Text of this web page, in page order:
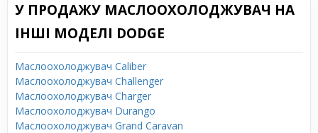
У ПРОДАЖУ МАСЛООХОЛОДЖУВАЧ НА
ІНШІ МОДЕЛІ DODGE
Маслоохолоджувач Caliber
Маслоохолоджувач Challenger
Маслоохолоджувач Charger
Маслоохолоджувач Durango
Маслоохолоджувач Grand Caravan